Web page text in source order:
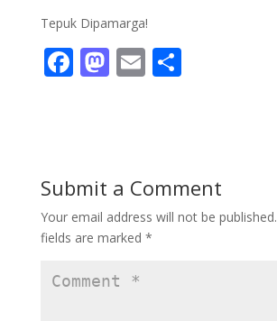
Tepuk Dipamarga!
F
o
o
k
M
o
n
E S
Submit a Comment
Your email address will not be published.
fields are marked *